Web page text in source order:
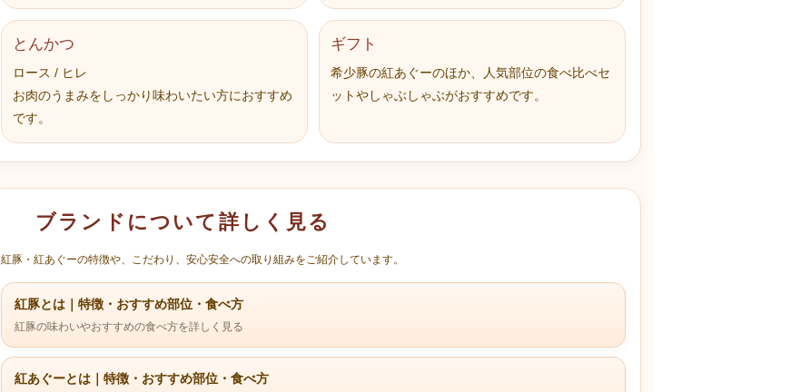
とんかつ
ロース / ヒレ
お肉のうまみをしっかり味わいたい方におすすめ
です。
ギフト
希少豚の紅あぐーのほか、人気部位の食べ比べセ
ットやしゃぶしゃぶがおすすめです。
ブランドについて詳しく見る
紅豚・紅あぐーの特徴や、こだわり、安心安全への取り組みをご紹介しています。
紅豚とは｜特徴・おすすめ部位・食べ方
紅豚の味わいやおすすめの食べ方を詳しく見る
紅あぐーとは｜特徴・おすすめ部位・食べ方